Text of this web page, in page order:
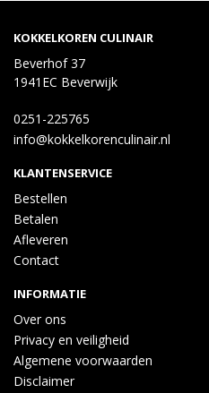
KOKKELKOREN CULINAIR
Beverhof 37
1941EC Beverwijk
0251-225765
info@kokkelkorenculinair.nl
KLANTENSERVICE
Bestellen
Betalen
Afleveren
Contact
INFORMATIE
Over ons
Privacy en veiligheid
Algemene voorwaarden
Disclaimer